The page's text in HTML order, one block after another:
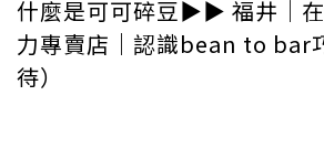
什麼是可可碎豆▶︎▶︎ 福井｜
力專賣店｜認識bean to bar
待）